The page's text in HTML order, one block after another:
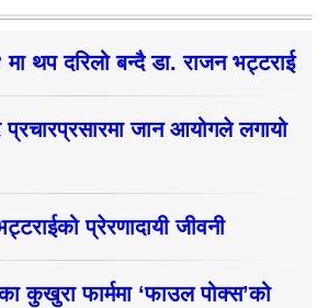
मा थप दरिलो बन्दै डा. राजन भट्टराई
प्रचारप्रसारमा जान आयोगले लगायो
प्रेरणादायी जीवनी
कुखुरा फार्ममा ‘फाउल पोक्स’को